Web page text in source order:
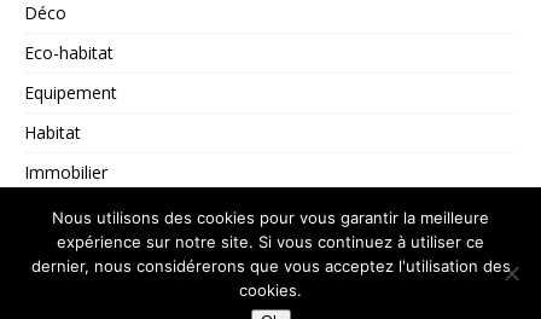
Déco
Eco-habitat
Equipement
Habitat
Immobilier
Non classé
Copyright © 2026 | Thème WordPress par
Nous utilisons des cookies pour vous garantir la meilleure
expérience sur notre site. Si vous continuez à utiliser ce
dernier, nous considérerons que vous acceptez l'utilisation des
cookies.